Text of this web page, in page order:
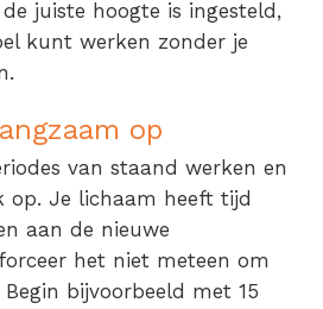
juiste hoogte is ingesteld,
kunt werken zonder je
op
van staand werken en
op. Je lichaam heeft tijd
aan de nieuwe
het niet meteen om
bijvoorbeeld met 15